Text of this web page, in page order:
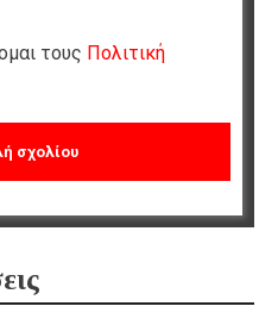
τους Πολιτική